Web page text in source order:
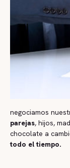
negociamos
parejas, hijos,
chocolate a
todo el tiempo.